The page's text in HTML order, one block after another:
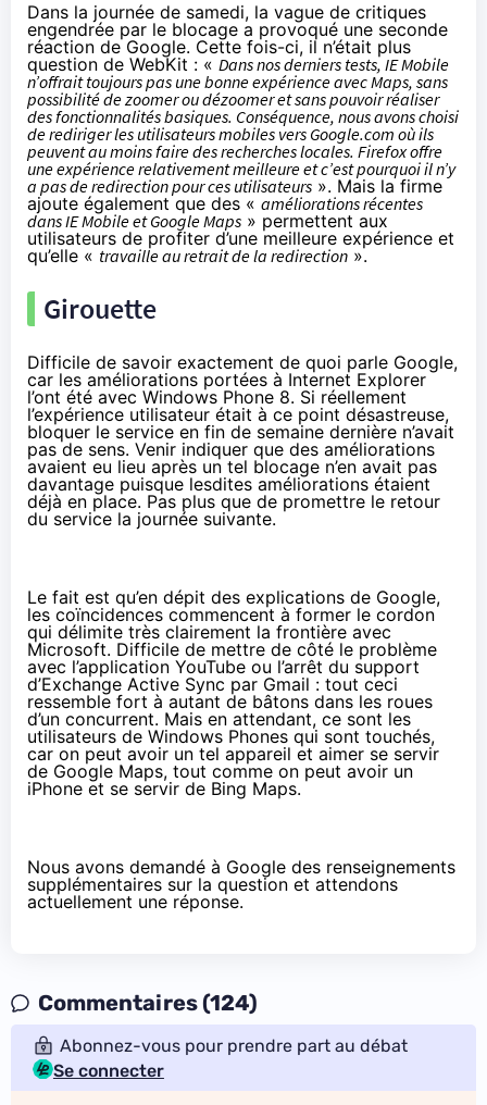
Dans la journée de samedi, la vague de critiques
engendrée par le blocage a provoqué une seconde
réaction de Google. Cette fois-ci, il n’était plus
question de WebKit : « Dans nos derniers tests, IE Mobile
n’offrait toujours pas une bonne expérience avec Maps, sans
possibilité de zoomer ou dézoomer et sans pouvoir réaliser
des fonctionnalités basiques. Conséquence, nous avons choisi
de rediriger les utilisateurs mobiles vers Google.com où ils
peuvent au moins faire des recherches locales. Firefox offre
une expérience relativement meilleure et c’est pourquoi il n’y
a pas de redirection pour ces utilisateurs ». Mais la firme
ajoute également que des « améliorations récentes
dans IE Mobile et Google Maps » permettent aux
utilisateurs de profiter d’une meilleure expérience et
qu’elle « travaille au retrait de la redirection ».
Girouette
Difficile de savoir exactement de quoi parle Google,
car les améliorations portées à Internet Explorer
l’ont été avec Windows Phone 8. Si réellement
l’expérience utilisateur était à ce point désastreuse,
bloquer le service en fin de semaine dernière n’avait
pas de sens. Venir indiquer que des améliorations
avaient eu lieu après un tel blocage n’en avait pas
davantage puisque lesdites améliorations étaient
déjà en place. Pas plus que de promettre le retour
du service la journée suivante.
Le fait est qu’en dépit des explications de Google,
les coïncidences commencent à former le cordon
qui délimite très clairement la frontière avec
Microsoft. Difficile de mettre de côté le problème
avec l’application YouTube ou l’arrêt du support
d’Exchange Active Sync par Gmail : tout ceci
ressemble fort à autant de bâtons dans les roues
d’un concurrent. Mais en attendant, ce sont les
utilisateurs de Windows Phones qui sont touchés,
car on peut avoir un tel appareil et aimer se servir
de Google Maps, tout comme on peut avoir un
iPhone et se servir de Bing Maps.
Nous avons demandé à Google des renseignements
supplémentaires sur la question et attendons
actuellement une réponse.
Commentaires (124)
Abonnez-vous pour prendre part au débat
Se connecter